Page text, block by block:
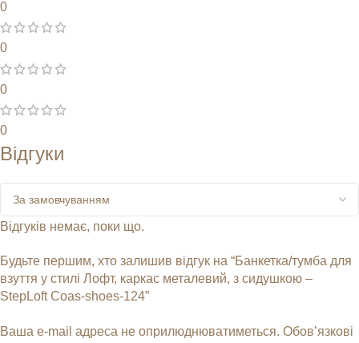
0
0
0
0
Відгуки
Відгуків немає, поки що.
Будьте першим, хто залишив відгук на “Банкетка/тумба для
взуття у стилі Лофт, каркас металевий, з сидушкою –
StepLoft Coas-shoes-124”
Ваша e-mail адреса не оприлюднюватиметься. Обов’язкові